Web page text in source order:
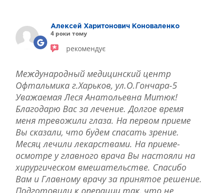
Алексей Харитонович Коноваленко
4 роки тому
рекомендує
Международный медицинский центр
Офтальмика г.Харьков, ул.О.Гончара-5
Уважаемая Леся Анатольевна Митюк!
Благодарю Вас за лечение. Долгое время
меня тревожили глаза. На первом приеме
Вы сказали, что будем спасать зрение.
Месяц лечили лекарствами. На приеме-
осмотре у главного врача Вы настояли на
хирургическом вмешательстве. Спасибо
Вам и Главному врачу за принятое решение.
Подготовили к операции так, что не